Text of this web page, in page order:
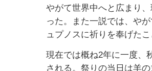
やがて世界中へと広まり
った。また一説では、や
ュプノスに祈りを奉げた
現在では概ね2年に一度、
される。祭りの当日は羊